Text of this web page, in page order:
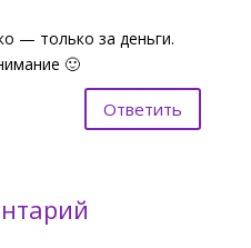
— только за деньги.
🙂
Ответить